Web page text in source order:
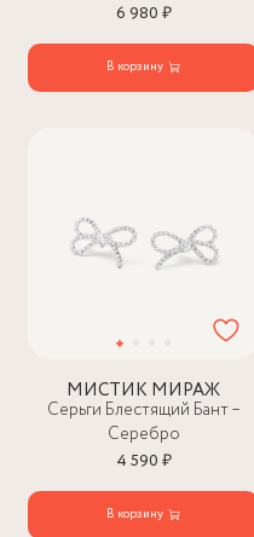
6 980 ₽
В корзину
МИСТИК МИРАЖ
Серьги Блестящий Бант –
Серебро
4 590 ₽
В корзину